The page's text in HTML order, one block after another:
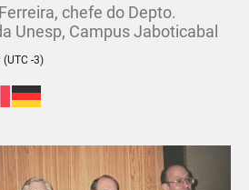
chefe do Depto.
Unesp, Campus Jaboticabal
-3)